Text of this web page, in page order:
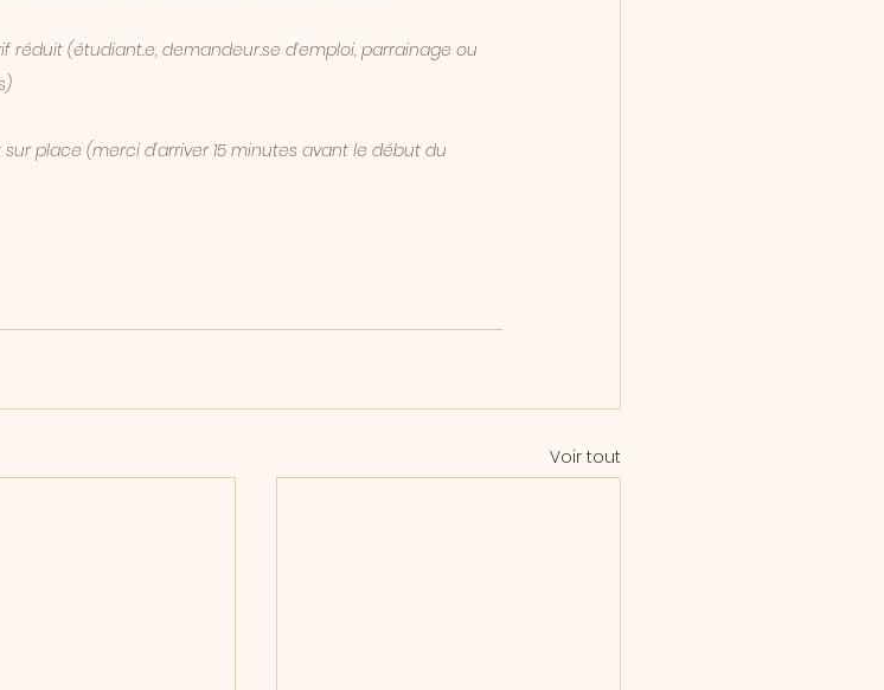
réduit (étudiant.e, demandeur.se d’emploi, parrainage ou
place (merci d'arriver 15 minutes avant le début du
Voir tout